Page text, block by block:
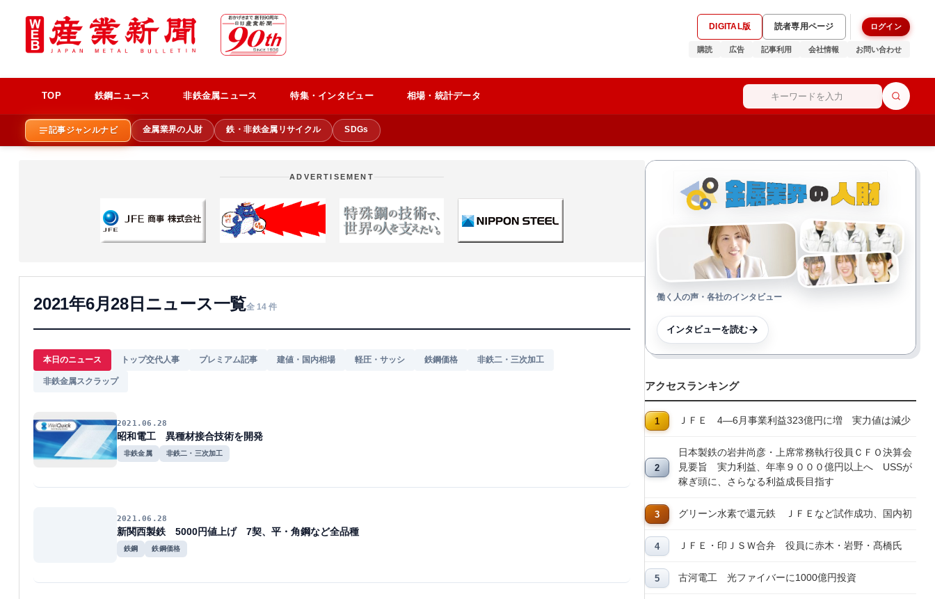
DIGITAL版 読者専用ページ ログイン
購読 広告 記事利用 会社情報 お問い合わせ
TOP 鉄鋼ニュース 非鉄金属ニュース 特集・インタビュー 相場・統計データ
記事ジャンルナビ 金属業界の人財 鉄・非鉄金属リサイクル SDGs
ADVERTISEMENT
2021年6月28日ニュース一覧全 14 件
本日のニュース トップ交代人事 プレミアム記事 建値・国内相場 軽圧・サッシ 鉄鋼価格 非鉄二・三次加工
非鉄金属スクラップ
2021.06.28
昭和電工 異種材接合技術を開発
非鉄金属 非鉄二・三次加工
2021.06.28
新関西製鉄 5000円値上げ 7契、平・角鋼など全品種
鉄鋼 鉄鋼価格
働く人の声・各社のインタビュー
インタビューを読む
アクセスランキング
ＪＦＥ 4―6月事業利益323億円に増 実力値は減少
日本製鉄の岩井尚彦・上席常務執行役員ＣＦＯ決算会
見要旨 実力利益、年率９０００億円以上へ USSが
稼ぎ頭に、さらなる利益成長目指す
グリーン水素で還元鉄 ＪＦＥなど試作成功、国内初
ＪＦＥ・印ＪＳＷ合弁 役員に赤木・岩野・髙橋氏
古河電工 光ファイバーに1000億円投資